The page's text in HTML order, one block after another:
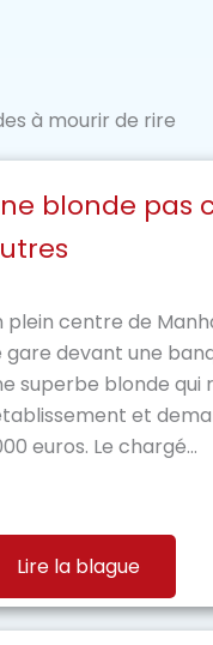
à mourir de rire
blonde pas
plein centre de
gare devant une
superbe blonde qui
et
euros. Le chargé...
Lire la blague